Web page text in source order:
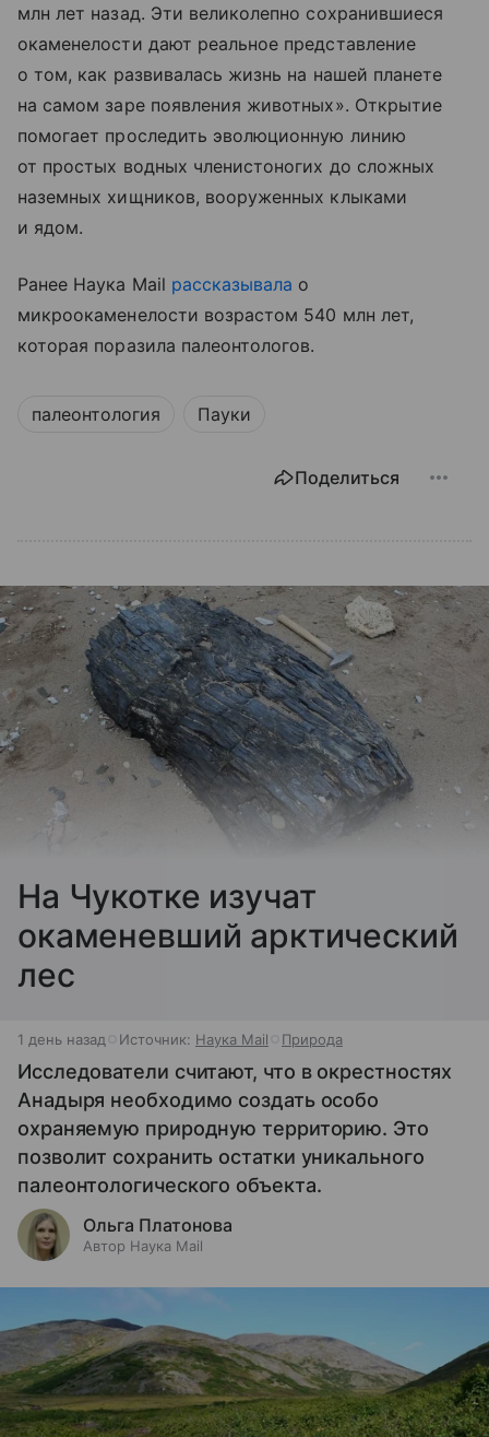
млн лет назад. Эти великолепно сохранившиеся
окаменелости дают реальное представление
о том, как развивалась жизнь на нашей планете
на самом заре появления животных». Открытие
помогает проследить эволюционную линию
от простых водных членистоногих до сложных
наземных хищников, вооруженных клыками
и ядом.
Ранее Наука Mail рассказывала о
микроокаменелости возрастом 540 млн лет,
которая поразила палеонтологов.
палеонтология Пауки
Поделиться
На Чукотке изучат
окаменевший арктический
лес
1 день назад Источник: Наука Mail Природа
Исследователи считают, что в окрестностях
Анадыря необходимо создать особо
охраняемую природную территорию. Это
позволит сохранить остатки уникального
палеонтологического объекта.
Ольга Платонова
Автор Наука Mail